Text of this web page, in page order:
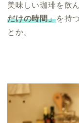
美味しい珈琲を飲
だけの時間」を持
とか。